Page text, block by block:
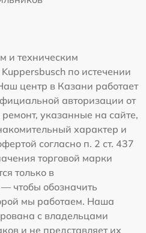
и техническим
по истечении
центр в Казани работает
авторизации от
указанные на сайте,
характер и
согласно п. 2 ст. 437
торговой марки
только в
чтобы обозначить
мы работаем. Наша
с владельцами
и не представляет их